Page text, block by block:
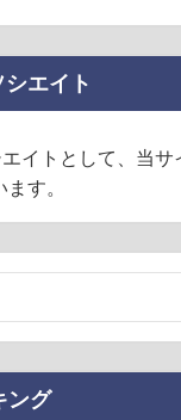
エイト
イトとして、当サ
す。
ング